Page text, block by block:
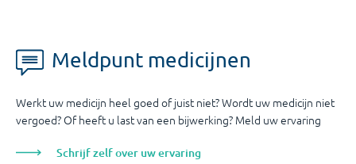
Meldpunt medicijnen
Werkt uw medicijn heel goed of juist niet? Wordt uw medicijn niet
vergoed? Of heeft u last van een bijwerking? Meld uw ervaring
Schrijf zelf over uw ervaring